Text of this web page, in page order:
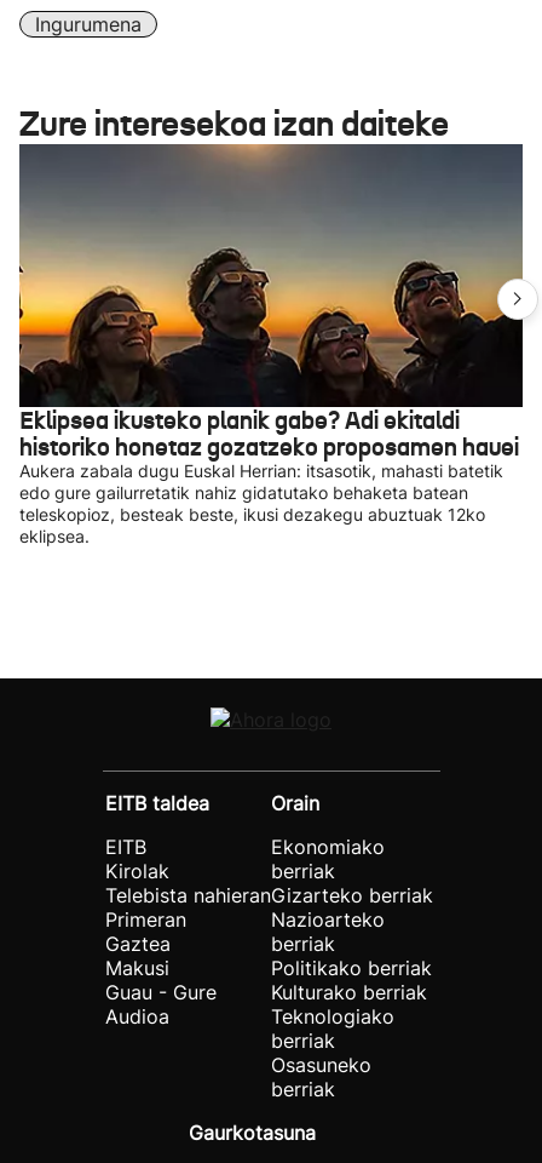
Ingurumena
Zure interesekoa izan daiteke
Eklipsea ikusteko planik gabe? Adi ekitaldi
historiko honetaz gozatzeko proposamen hauei
Aukera zabala dugu Euskal Herrian: itsasotik, mahasti batetik
edo gure gailurretatik nahiz gidatutako behaketa batean
teleskopioz, besteak beste, ikusi dezakegu abuztuak 12ko
eklipsea.
EITB taldea
EITB
Kirolak
Telebista nahieran
Primeran
Gaztea
Makusi
Guau - Gure
Audioa
Orain
Ekonomiako
berriak
Gizarteko berriak
Nazioarteko
berriak
Politikako berriak
Kulturako berriak
Teknologiako
berriak
Osasuneko
berriak
Gaurkotasuna